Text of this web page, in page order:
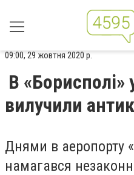
09:00, 29 жовтня 2020 р.
В
вилучили
Днями в аеропорту
намагався